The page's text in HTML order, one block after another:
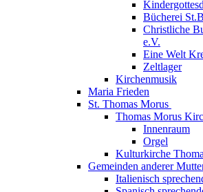
Bücherei
Christliche
e.V.
Eine Welt
Zeltlager
Kirchenmusik
Maria Frieden
St. Thomas Morus
Thomas Morus
Innenraum
Orgel
Kulturkirche
Gemeinden anderer
Italienisch